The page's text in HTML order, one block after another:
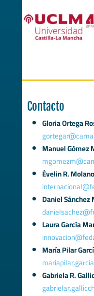
Contacto
Gloria Ortega
Manuel Gómez
Évelin R. Molano
Daniel Sánchez
Laura García
María Pilar
Gabriela R.